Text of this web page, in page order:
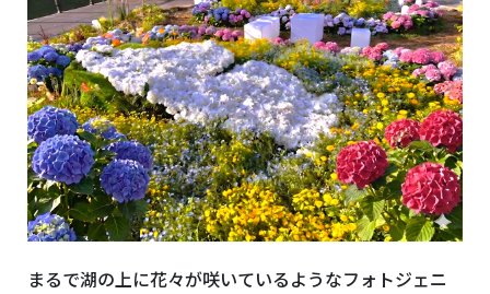
まるで湖の上に花々が咲いているようなフォトジェニ